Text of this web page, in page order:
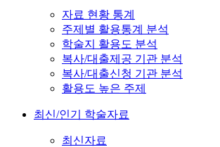
자료 현황 통계
주제별 활용통계 분석
학술지 활용도 분석
복사/대출제공 기관 분석
복사/대출신청 기관 분석
활용도 높은 주제
최신/인기 학술자료
최신자료